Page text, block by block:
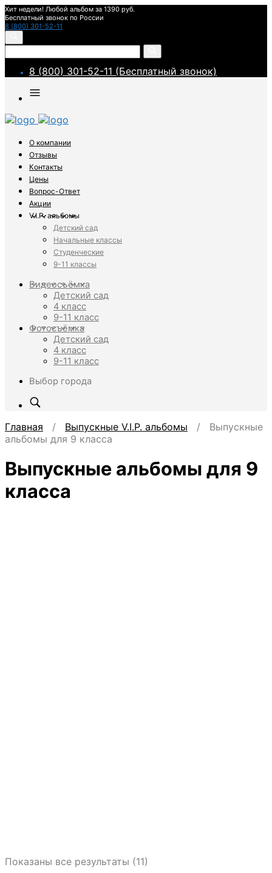
Хит недели! Любой альбом за 1390 руб.
Бесплатный звонок по России
8 (800) 301-52-11
8 (800) 301-52-11 (Бесплатный звонок)
О компании
Отзывы
Контакты
Цены
Вопрос-Ответ
Акции
V.I.P. альбомы
Детский сад
Начальные классы
Студенческие
9-11 классы
Видеосъёмка
Детский сад
4 класс
9-11 класс
Фотосъёмка
Детский сад
4 класс
9-11 класс
Выбор города
Главная / Выпускные V.I.P. альбомы / Выпускные
альбомы для 9 класса
Выпускные альбомы для 9
класса
Показаны все результаты (11)